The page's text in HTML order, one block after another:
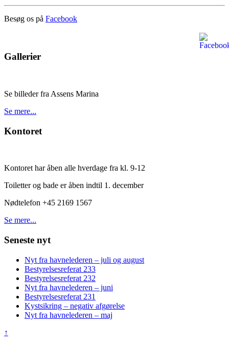
Besøg os på Facebook
Gallerier
Se billeder fra Assens Marina
Se mere...
Kontoret
Kontoret har åben alle hverdage fra kl. 9-12
Toiletter og bade er åben indtil 1. december
Nødtelefon +45 2169 1567
Se mere...
Seneste nyt
Nyt fra havnelederen – juli og august
Bestyrelsesreferat 233
Bestyrelsesreferat 232
Nyt fra havnelederen – juni
Bestyrelsesreferat 231
Kystsikring – negativ afgørelse
Nyt fra havnelederen – maj
↑